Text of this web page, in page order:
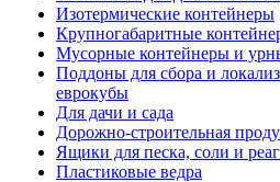
Изотермические контейнеры
Крупногабаритные
Мусорные контейнеры и
Поддоны для сбора и
еврокубы
Для дачи и сада
Дорожно-строительная
Ящики для песка, соли и
Пластиковые ведра